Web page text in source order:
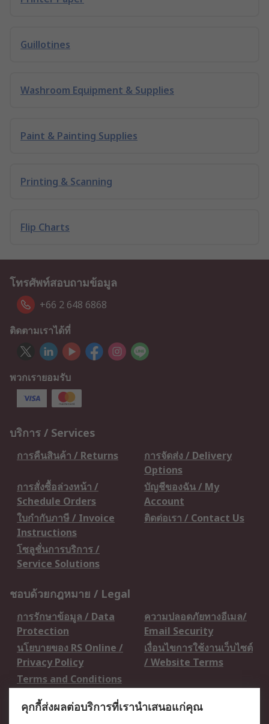
Guillotines
Washroom Equipment & Supplies
Paint & Painting Supplies
Printing & Scanning
Flip Charts
โทรศัพท์สอบถามข้อมูล
+66 2 648 6868
ติดตามเราได้ที่
พวกเรายอมรับ
บริการ / Services
การคืนสินค้า / Returns
การจัดส่ง / Delivery
Options
การสั่งซื้อล่วงหน้า /
Schedule Orders
บัญชีของฉัน / My
Account
ใบกำกับภาษี / Invoice
Instructions
ติดต่อเรา / Contact Us
โซลูชั่นการบริการ /
Service Solutions
ชอบด้วยกฎหมาย / Legal
การรักษาข้อมูล / Data
Protection
ความปลอดภัยทางอีเมล/
Email Security
นโยบายของ RS Online /
Privacy Policy
เงื่อนไขการใช้งานเว็บไซต์
/ Website Terms
Terms and Conditions
คุกกี้ส่งผลต่อบริการที่เรานำเสนอแก่คุณ